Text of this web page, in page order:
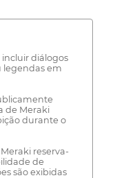
diálogos
legendas em
de Meraki
durante o
reserva-
de
são exibidas